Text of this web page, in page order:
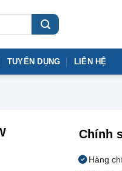
TUYỂN DỤNG LIÊN HỆ
Chính
Hàng